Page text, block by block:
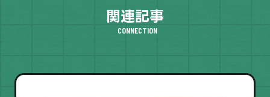
関連記事
CONNECTION